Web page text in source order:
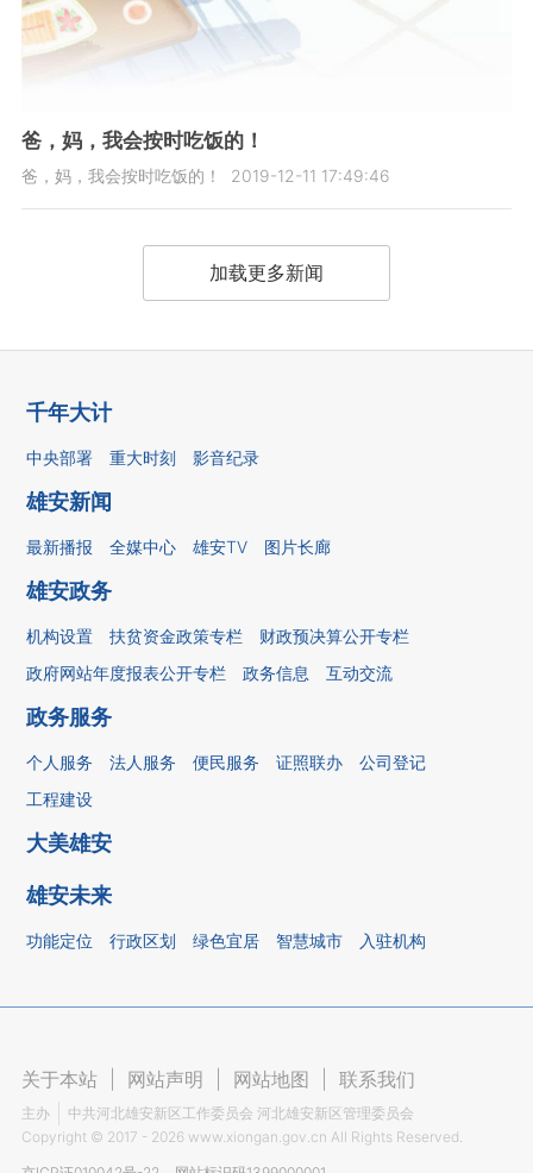
爸，妈，我会按时吃饭的！
爸，妈，我会按时吃饭的！ 2019-12-11 17:49:46
加载更多新闻
千年大计
中央部署 重大时刻 影音纪录
雄安新闻
最新播报 全媒中心 雄安TV 图片长廊
雄安政务
机构设置 扶贫资金政策专栏
财政预决算公开专栏
政府网站年度报表公开专栏
政务信息 互动交流
政务服务
个人服务 法人服务 便民服务 证照联办
公司登记
工程建设
大美雄安
雄安未来
功能定位 行政区划 绿色宜居 智慧城市 入驻机构
关于本站 网站声明 网站地图 联系我们
主办
中共河北雄安新区工作委员会 河北雄安新区管理委员会
Copyright © 2017 - 2026 www.xiongan.gov.cn All Rights Reserved.